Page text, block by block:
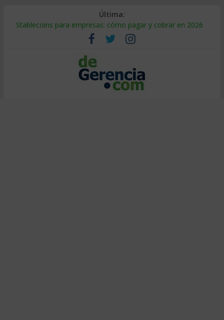
Última:
Stablecoins para empresas: cómo pagar y cobrar en 2026
Despido silencioso: qué es y por qué sale tan caro
IA en selección de personal: cómo auditarla a tiempo
Trabajo forzoso en la cadena de suministro: qué hacer
Mercado hispano de EE. UU.: cómo segmentarlo y venderle